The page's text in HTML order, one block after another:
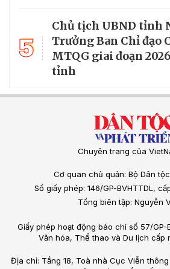
5
Chủ tịch UBND tỉnh
Trưởng Ban Chỉ đạo
MTQG giai đoạn
tỉnh
Chuyên trang của
Cơ quan chủ quản: Bộ Dân
Số giấy phép: 146/GP-BVHTTDL,
Tổng biên tập: Nguyễn
Giấy phép hoạt động báo chí số 57/GP-
Văn hóa, Thể thao và Du lịch cấp
Địa chỉ: Tầng 18, Toà nhà Cục Viễn